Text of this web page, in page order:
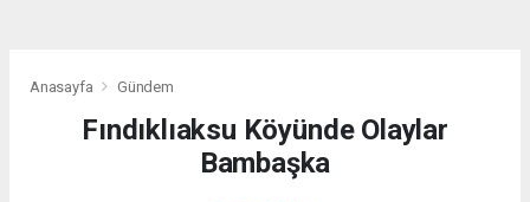
Anasayfa Gündem
Fındıklıaksu Köyünde Olaylar
Bambaşka